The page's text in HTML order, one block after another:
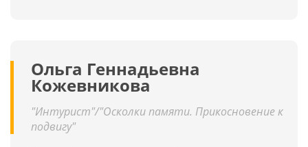
Ольга Геннадьевна
Кожевникова
"Интурист"/"Осколки памяти. Прикосновение к
подвигу"